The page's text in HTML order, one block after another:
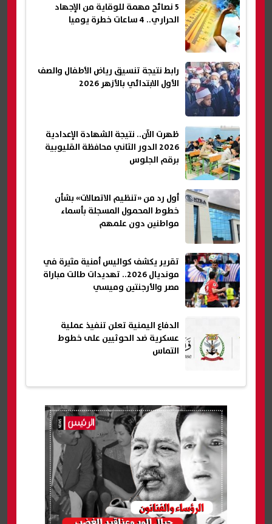
5 نصائح مهمة للوقاية من الإجهاد
الحراري.. 4 ساعات خطرة يوميا
رابط نتيجة تنسيق رياض الأطفال والصف
الأول الابتدائي بالأزهر 2026
ظهرت الآن.. نتيجة الشهادة الإعدادية
2026 الدور الثاني محافظة القليوبية
برقم الجلوس
أول رد من «تنظيم الاتصالات» بشأن
خطوط المحمول المسجلة بأسماء
مواطنين دون علمهم
تقرير يكشف كواليس أمنية مثيرة في
مونديال 2026.. تهديدات طالت مباراة
مصر والأرجنتين وميسي
الدفاع اليمنية تعلن تنفيذ عملية
عسكرية ضد الحوثيين على خطوط
التماس